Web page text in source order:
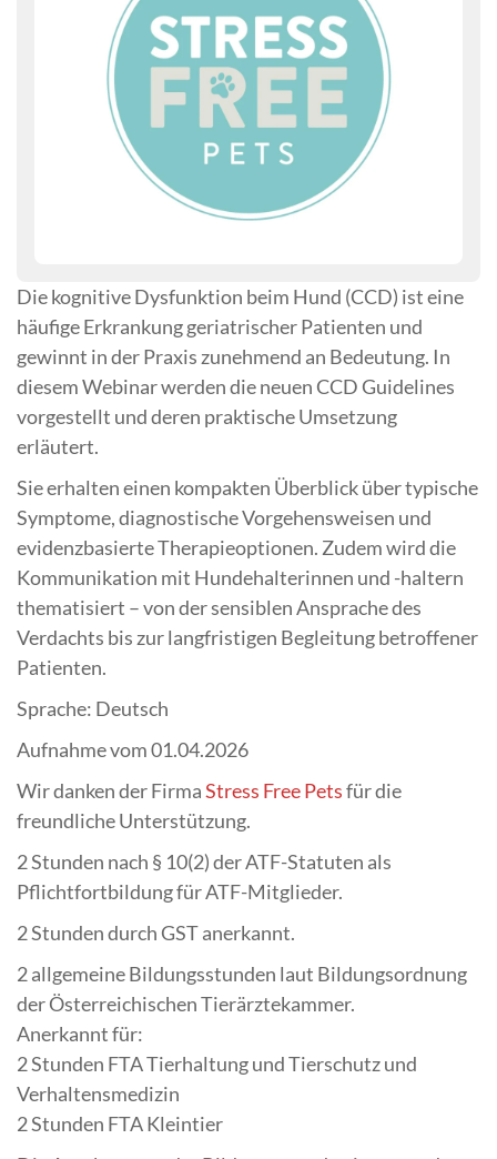
Die kognitive Dysfunktion beim Hund (CCD) ist eine
häufige Erkrankung geriatrischer Patienten und
gewinnt in der Praxis zunehmend an Bedeutung. In
diesem Webinar werden die neuen CCD Guidelines
vorgestellt und deren praktische Umsetzung
erläutert.
Sie erhalten einen kompakten Überblick über typische
Symptome, diagnostische Vorgehensweisen und
evidenzbasierte Therapieoptionen. Zudem wird die
Kommunikation mit Hundehalterinnen und -haltern
thematisiert – von der sensiblen Ansprache des
Verdachts bis zur langfristigen Begleitung betroffener
Patienten.
Sprache: Deutsch
Aufnahme vom 01.04.2026
Wir danken der FirmaStress Free Petsfür die
freundliche Unterstützung.
2 Stunden nach § 10(2) der ATF-Statuten als
Pflichtfortbildung für ATF-Mitglieder.
2 Stunden durch GST anerkannt.
2 allgemeine Bildungsstunden laut Bildungsordnung
der Österreichischen Tierärztekammer.
Anerkannt für:
2 Stunden FTA Tierhaltung und Tierschutz und
Verhaltensmedizin
2 Stunden FTA Kleintier